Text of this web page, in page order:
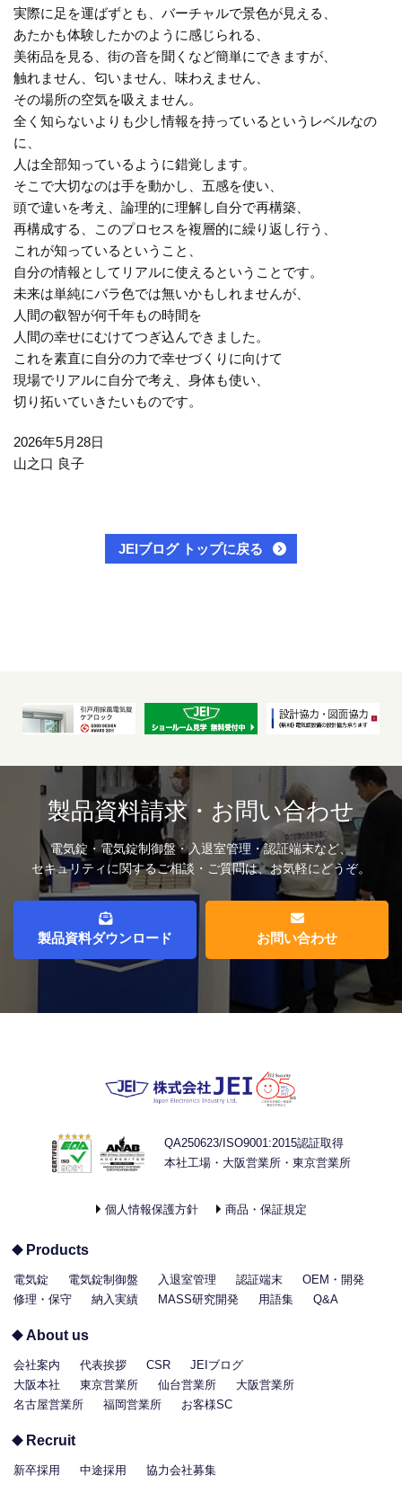
実際に足を運ばずとも、バーチャルで景色が見える、
あたかも体験したかのように感じられる、
美術品を見る、街の音を聞くなど簡単にできますが、
触れません、匂いません、味わえません、
その場所の空気を吸えません。
全く知らないよりも少し情報を持っているというレベルなの
に、
人は全部知っているように錯覚します。
そこで大切なのは手を動かし、五感を使い、
頭で違いを考え、論理的に理解し自分で再構築、
再構成する、このプロセスを複層的に繰り返し行う、
これが知っているということ、
自分の情報としてリアルに使えるということです。
未来は単純にバラ色では無いかもしれませんが、
人間の叡智が何千年もの時間を
人間の幸せにむけてつぎ込んできました。
これを素直に自分の力で幸せづくりに向けて
現場でリアルに自分で考え、身体も使い、
切り拓いていきたいものです。
2026年5月28日
山之口 良子
JEIブログ トップに戻る
製品資料請求・お問い合わせ
電気錠・電気錠制御盤・入退室管理・認証端末など、
セキュリティに関するご相談・ご質問は、お気軽にどうぞ。
製品資料ダウンロード お問い合わせ
QA250623/ISO9001:2015認証取得
本社工場・大阪営業所・東京営業所
個人情報保護方針 商品・保証規定
Products
電気錠 電気錠制御盤 入退室管理 認証端末
OEM・開発
修理・保守
納入実績 MASS研究開発 用語集 Q&A
About us
会社案内 代表挨拶 CSR
JEIブログ
大阪本社
東京営業所 仙台営業所
大阪営業所
名古屋営業所
福岡営業所 お客様SC
Recruit
新卒採用 中途採用 協力会社募集